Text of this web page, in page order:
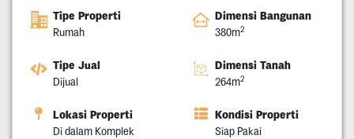
Tipe Properti
Rumah
Dimensi Bangunan
380m2
Tipe Jual
Dijual
Dimensi Tanah
264m2
Lokasi Properti
Di dalam Komplek
Kondisi Properti
Siap Pakai